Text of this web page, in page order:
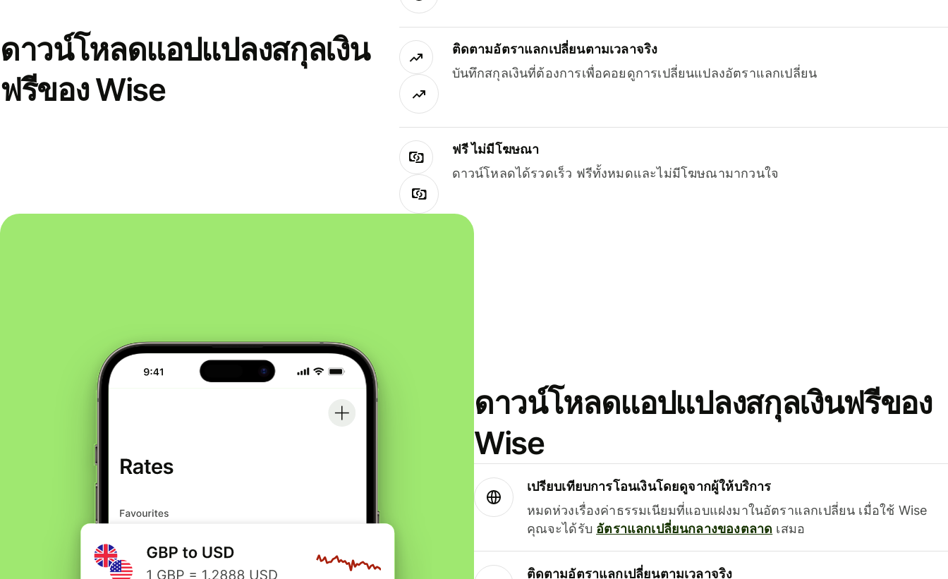
ดาวน์โหลดแอปแปลงสกุลเงิน
ฟรีของ Wise
ติดตามอัตราแลกเปลี่ยนตามเวลาจริง
บันทึกสกุลเงินที่ต้องการเพื่อคอยดูการเปลี่ยนแปลงอัตราแลกเปลี่ยน
ฟรี ไม่มีโฆษณา
ดาวน์โหลดได้รวดเร็ว ฟรีทั้งหมดและไม่มีโฆษณามากวนใจ
ดาวน์โหลดแอปแปลงสกุลเงินฟรีของ
Wise
เปรียบเทียบการโอนเงินโดยดูจากผู้ให้บริการ
หมดห่วงเรื่องค่าธรรมเนียมที่แอบแฝงมาในอัตราแลกเปลี่ยน เมื่อใช้ Wise
คุณจะได้รับ อัตราแลกเปลี่ยนกลางของตลาด เสมอ
ติดตามอัตราแลกเปลี่ยนตามเวลาจริง